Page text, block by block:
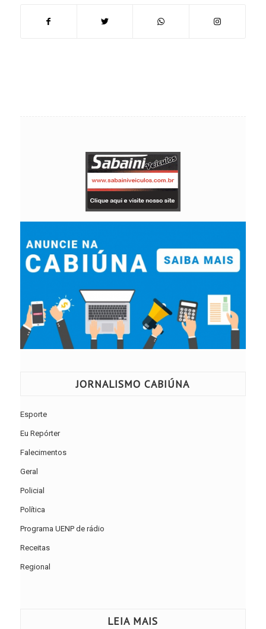
JORNALISMO CABIÚNA
Esporte
Eu Repórter
Falecimentos
Geral
Policial
Política
Programa UENP de rádio
Receitas
Regional
LEIA MAIS